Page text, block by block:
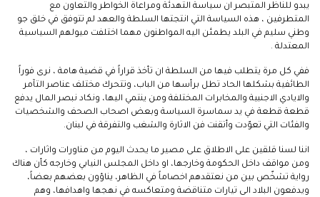
يبدو للناظر المتبصر ان سياسة التهدئة ومراعاة الخواطر والتعاون مع
المتطرفين ، هذه السياسة التي انتجتها السلطة والعهد لم تتوفق في خلق جو
وطني سليم في البلد يطمئن اليه المواطنون مهما اختلفت ميولهم السياسية
المعتدلة .
ففي كل مرة يتطلب فيها من السلطة ان تأخذ قراراً في قضية هامة ، نرى فوراً
الطائفية بشكلها الحاد تطل برأسها من الباب، وتتحرك مختلف عناصر التآمر
والايادي الاجنبية والمخابرات المختلفة ومن ينتمي اليها، ونكاد نبصر المال يدفع
قطعة قطعة في يد سماسرة السياسة وبعض اصحاب الصحف والشخصيات
والفئات التي تعوّدت وأتقنت فن الاثارة والشغب والتفرقة في لبنان.
اننا لسنا قلقين على الاطلاق على مصير ما يحدث اليوم من مناورات واثارات ،
ومن مواقف داخل الحكومة وخارجها، او داخل المجلس النيابي وخارجه كأن هناك
رواية تشخّص بين من نعتقدهم اخصاماً في الظاهر، يناؤون بعضهم بعضاً،
ويدفعون البلاد الى تيارات متناقضة ومتعاكسه في نهجها واهدافها، وهم